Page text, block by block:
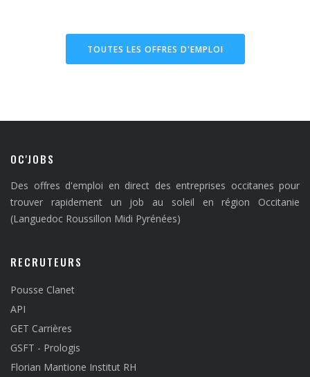
TOUTES LES OFFRES D'EMPLOI
OC'JOBS
Des offres d'emploi en direct des entreprises occitanes pour
trouver rapidement un job au soleil en région Occitanie
(Languedoc Roussillon Midi Pyrénées)
RECRUTEURS
Pousse Clanet
API
GET Carrières
GSFT - Prologis
Florian Mantione Institut RH